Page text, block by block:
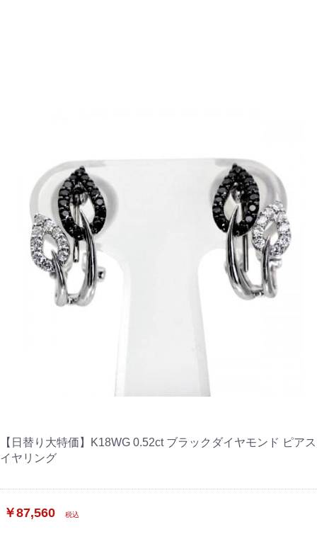
【日替り大特価】K18WG 0.52ct ブラックダイヤモンド ピアス
イヤリング
￥87,560 税込